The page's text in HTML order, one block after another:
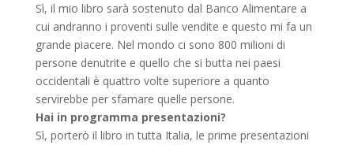
Sì, il mio libro sarà sostenuto dal Banco Alimentare a
cui andranno i proventi sulle vendite e questo mi fa un
grande piacere. Nel mondo ci sono 800 milioni di
persone denutrite e quello che si butta nei paesi
occidentali è quattro volte superiore a quanto
servirebbe per sfamare quelle persone.
Hai in programma presentazioni?
Sì, porterò il libro in tutta Italia, le prime presentazioni